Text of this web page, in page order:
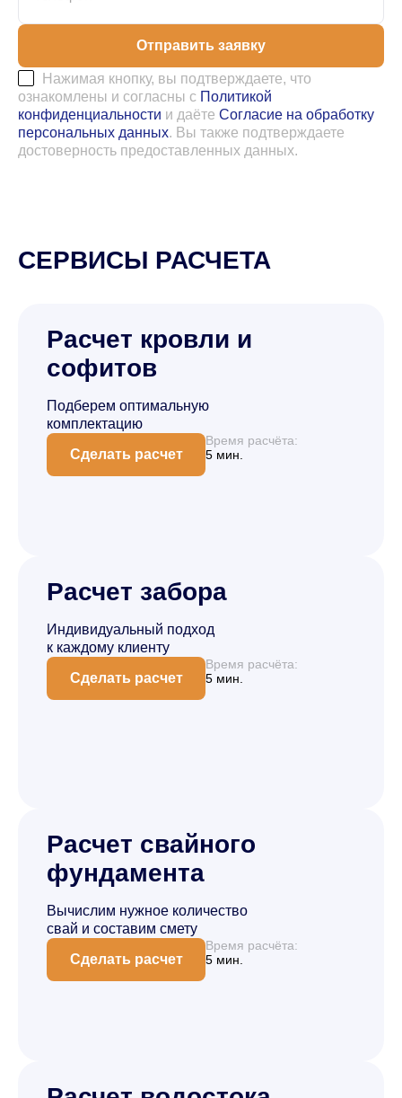
Отправить заявку
Нажимая кнопку, вы подтверждаете, что
ознакомлены и согласны с Политикой
конфиденциальности и даёте Согласие на обработку
персональных данных. Вы также подтверждаете
достоверность предоставленных данных.
СЕРВИСЫ РАСЧЕТА
Расчет кровли и
софитов
Подберем оптимальную
комплектацию
Сделать расчет
Время расчёта:
5 мин.
Расчет забора
Индивидуальный подход
к каждому клиенту
Сделать расчет
Время расчёта:
5 мин.
Расчет свайного
фундамента
Вычислим нужное количество
свай и составим смету
Сделать расчет
Время расчёта:
5 мин.